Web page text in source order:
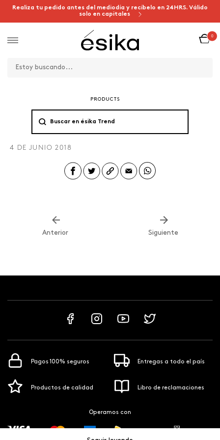
Realiza tu pedido antes del mediodía y recíbelo en 24HRS. Válido
solo en capitales
0
PRODUCTS
4 DE JUNIO 2018
Anterior Siguiente
Pagos 100% seguros Entregas a todo el país
Productos de calidad Libro de reclamaciones
Operamos con